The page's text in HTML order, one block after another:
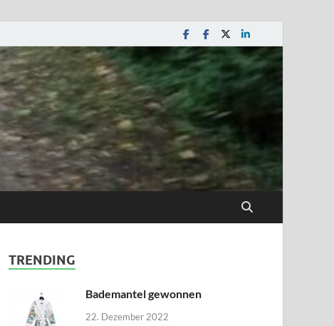
TRENDING
Bademantel gewonnen
22. Dezember 2022